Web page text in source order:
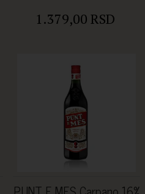
1.379,00 RSD